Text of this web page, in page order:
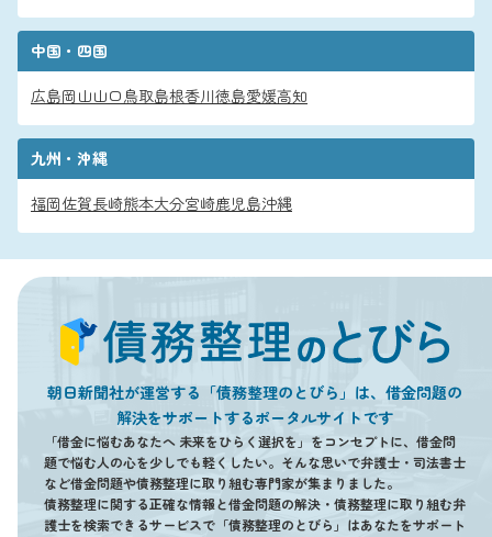
中国・四国
広島岡山山口鳥取島根香川徳島愛媛高知
九州・沖縄
福岡佐賀長崎熊本大分宮崎鹿児島沖縄
朝日新聞社が運営する「債務整理のとびら」は、借金問題の
解決をサポートするポータルサイトです
「借金に悩むあなたへ 未来をひらく選択を」をコンセプトに、借金問
題で悩む人の心を少しでも軽くしたい。そんな思いで弁護士・司法書士
など借金問題や債務整理に取り組む専門家が集まりました。
債務整理に関する正確な情報と借金問題の解決・債務整理に取り組む弁
護士を検索できるサービスで「債務整理のとびら」はあなたをサポート